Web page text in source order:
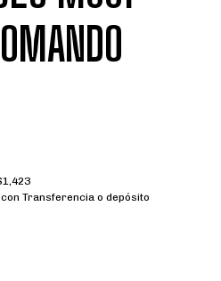
Transferencia o depósito